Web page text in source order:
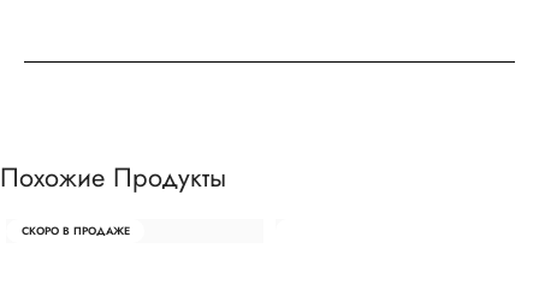
Похожие Продукты
СКОРО В ПРОДАЖЕ